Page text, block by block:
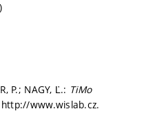
P.; NAGY, Ľ.: TiMo
http://www.wislab.cz.